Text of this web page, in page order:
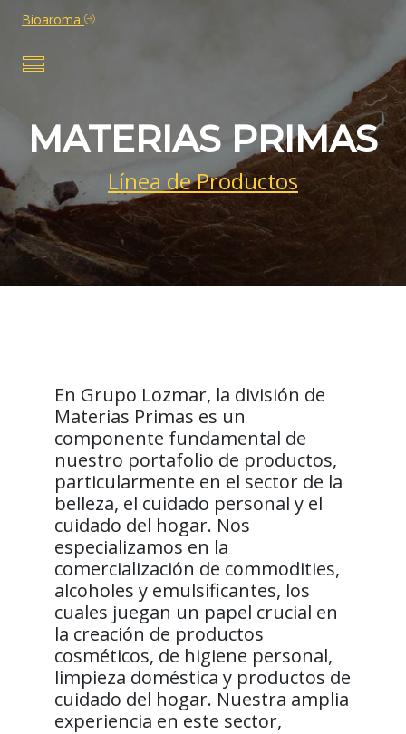
Bioaroma
MATERIAS PRIMAS
Línea de Productos
En Grupo Lozmar, la división de
Materias Primas es un
componente fundamental de
nuestro portafolio de productos,
particularmente en el sector de la
belleza, el cuidado personal y el
cuidado del hogar. Nos
especializamos en la
comercialización de commodities,
alcoholes y emulsificantes, los
cuales juegan un papel crucial en
la creación de productos
cosméticos, de higiene personal,
limpieza doméstica y productos de
cuidado del hogar. Nuestra amplia
experiencia en este sector,